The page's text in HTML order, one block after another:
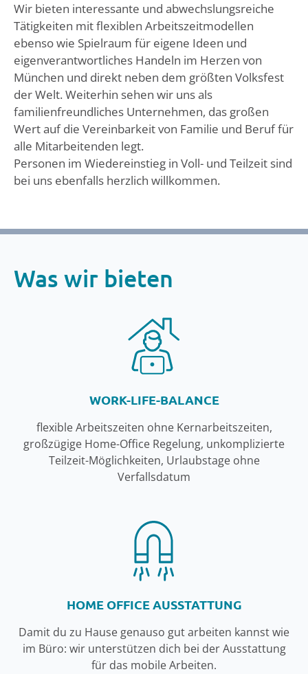
Wir bieten interessante und abwechslungsreiche
Tätigkeiten mit flexiblen Arbeitszeitmodellen
ebenso wie Spielraum für eigene Ideen und
eigenverantwortliches Handeln im Herzen von
München und direkt neben dem größten Volksfest
der Welt. Weiterhin sehen wir uns als
familienfreundliches Unternehmen, das großen
Wert auf die Vereinbarkeit von Familie und Beruf für
alle Mitarbeitenden legt.
Personen im Wiedereinstieg in Voll- und Teilzeit sind
bei uns ebenfalls herzlich willkommen.
Was wir bieten
WORK-LIFE-BALANCE
flexible Arbeitszeiten ohne Kernarbeitszeiten,
großzügige Home-Office Regelung, unkomplizierte
Teilzeit-Möglichkeiten, Urlaubstage ohne
Verfallsdatum
HOME OFFICE AUSSTATTUNG
Damit du zu Hause genauso gut arbeiten kannst wie
im Büro: wir unterstützen dich bei der Ausstattung
für das mobile Arbeiten.